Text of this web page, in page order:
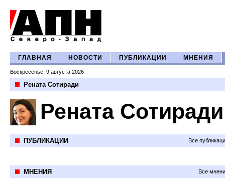
ГЛАВНАЯ НОВОСТИ ПУБЛИКАЦИИ МНЕНИЯ
Воскресенье, 9 августа 2026
Рената Сотиради
Рената Сотиради
ПУБЛИКАЦИИ Все
МНЕНИЯ Все